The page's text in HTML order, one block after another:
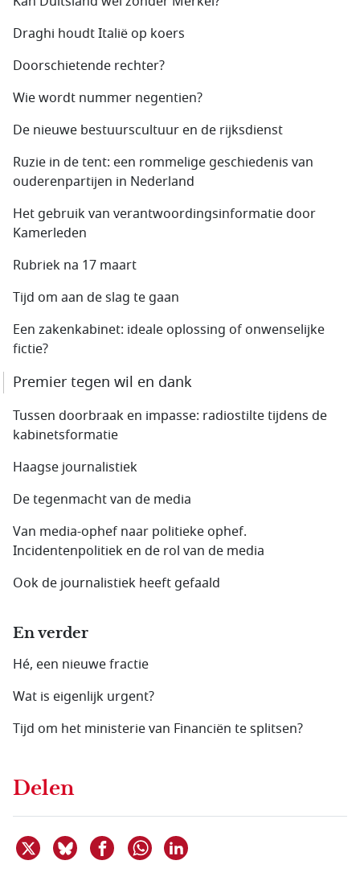
Draghi houdt Italië op koers
Doorschietende rechter?
Wie wordt nummer negentien?
De nieuwe bestuurscultuur en de rijksdienst
Ruzie in de tent: een rommelige geschiedenis van
ouderenpartijen in Nederland
Het gebruik van verantwoordingsinformatie door
Kamerleden
Rubriek na 17 maart
Tijd om aan de slag te gaan
Een zakenkabinet: ideale oplossing of onwenselijke
fictie?
Premier tegen wil en dank
Tussen doorbraak en impasse: radiostilte tijdens de
kabinetsformatie
Haagse journalistiek
De tegenmacht van de media
Van media-ophef naar politieke ophef.
Incidentenpolitiek en de rol van de media
Ook de journalistiek heeft gefaald
En verder
Hé, een nieuwe fractie
Wat is eigenlijk urgent?
Tijd om het ministerie van Financiën te splitsen?
Delen
Deel dit item op X
Deel dit item op Bluesky
Deel dit item op Facebook
Delen via WhatsApp